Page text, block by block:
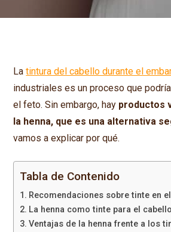
Latintura del cabello durante el
industriales es un proceso que
el feto. Sin embargo, hay productos
la henna, que es una alternativa
vamos a explicar por qué.
Tabla de Contenido
Recomendaciones sobre tinte en
La henna como tinte para el cabello
Ventajas de la henna frente a los